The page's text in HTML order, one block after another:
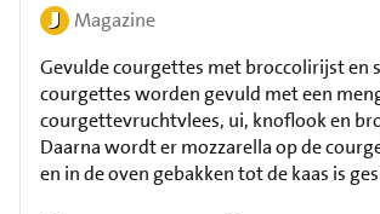
Magazine
Gevulde courgettes met broccolirijst en
courgettes worden gevuld met een
courgettevruchtvlees, ui, knoflook en
Daarna wordt er mozzarella op de
en in de oven gebakken tot de kaas is